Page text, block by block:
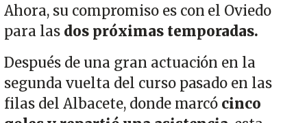
Ahora, su compromiso es con el Oviedo
para las dos próximas temporadas.
Después de una gran actuación en la
segunda vuelta del curso pasado en las
filas del Albacete, donde marcó cinco